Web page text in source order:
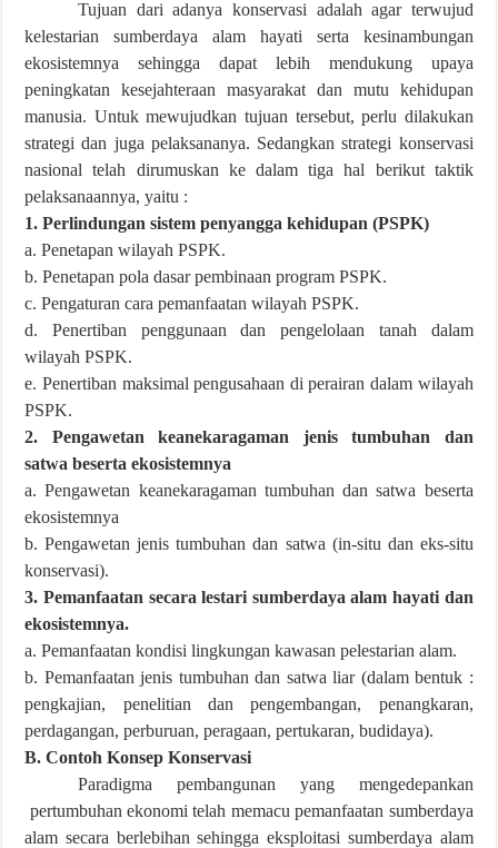
Tujuan dari adanya konservasi adalah agar terwujud
kelestarian sumberdaya alam hayati serta kesinambungan
ekosistemnya sehingga dapat lebih mendukung upaya
peningkatan kesejahteraan masyarakat dan mutu kehidupan
manusia. Untuk mewujudkan tujuan tersebut, perlu dilakukan
strategi dan juga pelaksananya. Sedangkan strategi konservasi
nasional telah dirumuskan ke dalam tiga hal berikut taktik
pelaksanaannya, yaitu :
1. Perlindungan sistem penyangga kehidupan (PSPK)
a. Penetapan wilayah PSPK.
b. Penetapan pola dasar pembinaan program PSPK.
c. Pengaturan cara pemanfaatan wilayah PSPK.
d. Penertiban penggunaan dan pengelolaan tanah dalam
wilayah PSPK.
e. Penertiban maksimal pengusahaan di perairan dalam wilayah
PSPK.
2. Pengawetan keanekaragaman jenis tumbuhan dan
satwa beserta ekosistemnya
a. Pengawetan keanekaragaman tumbuhan dan satwa beserta
ekosistemnya
b. Pengawetan jenis tumbuhan dan satwa (in-situ dan eks-situ
konservasi).
3. Pemanfaatan secara lestari sumberdaya alam hayati dan
ekosistemnya.
a. Pemanfaatan kondisi lingkungan kawasan pelestarian alam.
b. Pemanfaatan jenis tumbuhan dan satwa liar (dalam bentuk :
pengkajian, penelitian dan pengembangan, penangkaran,
perdagangan, perburuan, peragaan, pertukaran, budidaya).
B. Contoh Konsep Konservasi
Paradigma pembangunan yang mengedepankan
pertumbuhan ekonomi telah memacu pemanfaatan sumberdaya
alam secara berlebihan sehingga eksploitasi sumberdaya alam